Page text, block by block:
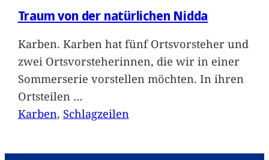
Traum von der natürlichen Nidda
Karben. Karben hat fünf Ortsvorsteher und
zwei Ortsvorsteherinnen, die wir in einer
Sommerserie vorstellen möchten. In ihren
Ortsteilen …
Karben, Schlagzeilen